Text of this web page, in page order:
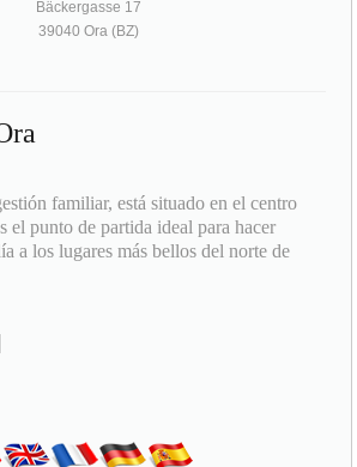
Bäckergasse 17
39040 Ora (BZ)
familiar, está situado en el centro
el punto de partida ideal para hacer
a los lugares más bellos del norte de